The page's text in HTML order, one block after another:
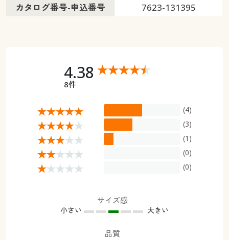
カタログ番号-申込番号 7623-131395
4.38
8件
(4)
(3)
(1)
(0)
(0)
サイズ感
小さい 大きい
品質